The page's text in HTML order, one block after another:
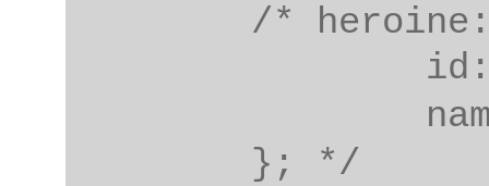
/*
	}; */